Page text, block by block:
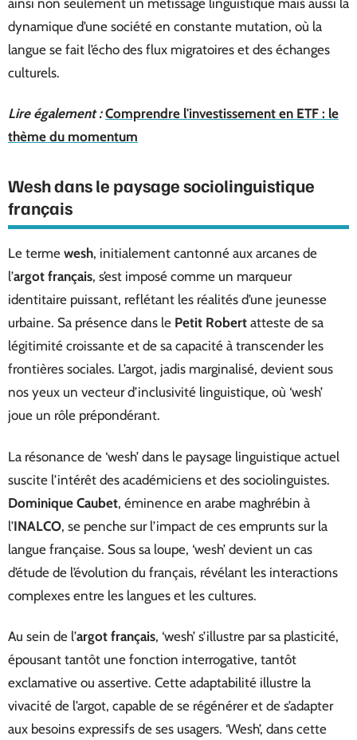
dynamique d’une société en constante mutation, où la
langue se fait l’écho des flux migratoires et des échanges
culturels.
Lire également : Comprendre l'investissement en ETF : le
thème du momentum
Wesh dans le paysage sociolinguistique
français
Le terme wesh, initialement cantonné aux arcanes de
l’argot français, s’est imposé comme un marqueur
identitaire puissant, reflétant les réalités d’une jeunesse
urbaine. Sa présence dans le Petit Robert atteste de sa
légitimité croissante et de sa capacité à transcender les
frontières sociales. L’argot, jadis marginalisé, devient sous
nos yeux un vecteur d’inclusivité linguistique, où ‘wesh’
joue un rôle prépondérant.
La résonance de ‘wesh’ dans le paysage linguistique actuel
suscite l’intérêt des académiciens et des sociolinguistes.
Dominique Caubet, éminence en arabe maghrébin à
l’INALCO, se penche sur l’impact de ces emprunts sur la
langue française. Sous sa loupe, ‘wesh’ devient un cas
d’étude de l’évolution du français, révélant les interactions
complexes entre les langues et les cultures.
Au sein de l’argot français, ‘wesh’ s’illustre par sa plasticité,
épousant tantôt une fonction interrogative, tantôt
exclamative ou assertive. Cette adaptabilité illustre la
vivacité de l’argot, capable de se régénérer et de s’adapter
aux besoins expressifs de ses usagers. ‘Wesh’, dans cette